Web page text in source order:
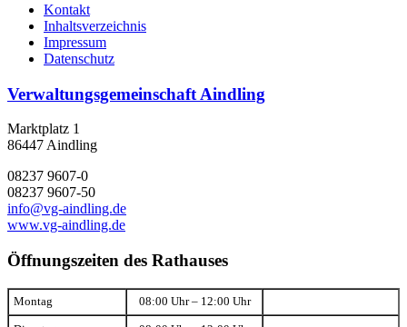
Kontakt
Inhaltsverzeichnis
Impressum
Datenschutz
Verwaltungsgemeinschaft Aindling
Marktplatz 1
86447 Aindling
08237 9607-0
08237 9607-50
info@vg-aindling.de
www.vg-aindling.de
Öffnungszeiten des Rathauses
Montag 08:00 Uhr – 12:00 Uhr